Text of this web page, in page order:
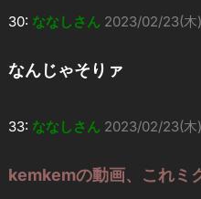
30: ななしさん 2023/02/23(木
なんじゃそりァ
33: ななしさん 2023/02/23(木
kemkemの動画、これミ